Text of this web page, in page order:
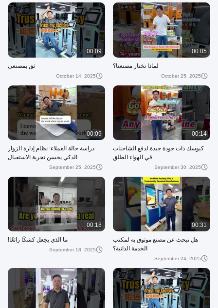
00:05
لماذا تختار مصنعنا؟
October 25, 2025
00:09
ثق بمصنعي
October 14, 2025
00:14
كيوسك ذات جودة جيدة لدفع الشاحنات
في الهواء الطلق
September 30, 2025
00:09
دراسة حالة العملاء: نظام إدارة الزوار
الذكي يحسن تجربة الاستقبال
September 25, 2025
00:31
هل تبحث عن مصنع موثوق به لمكتب
الخدمة الذاتية؟
September 24, 2025
00:18
ما الذي يجعل كشكًا رائعًا!
September 18, 2025